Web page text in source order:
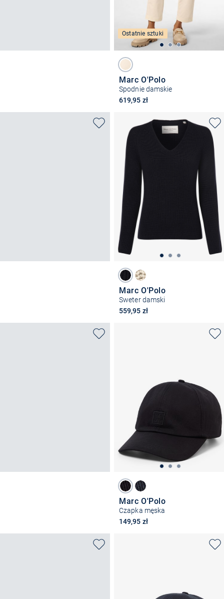
Ostatnie sztuki
Marc O'Polo
Spodnie damskie
619,95 zł
Marc O'Polo
Sweter damski
559,95 zł
Marc O'Polo
Czapka męska
149,95 zł